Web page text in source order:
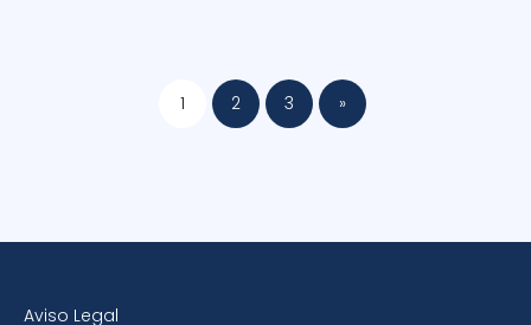
1 2 3 »
Aviso Legal